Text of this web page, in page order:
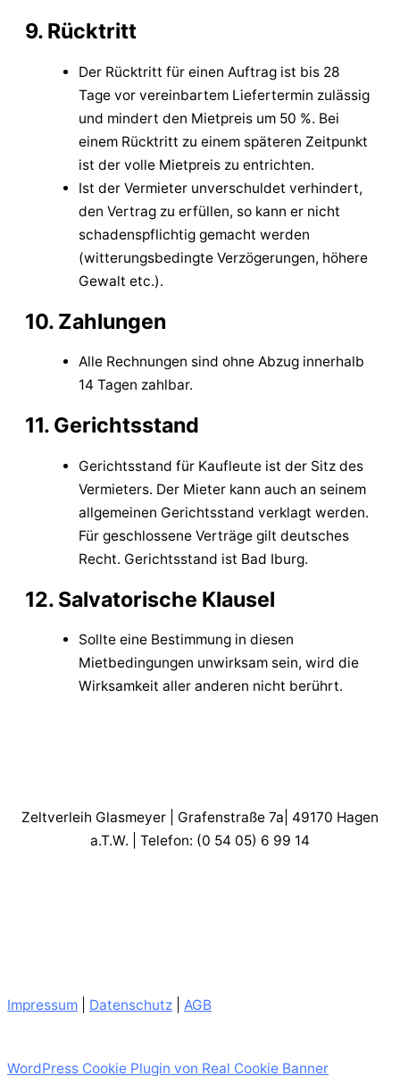
9. Rücktritt
Der Rücktritt für einen Auftrag ist bis 28
Tage vor vereinbartem Liefertermin zulässig
und mindert den Mietpreis um 50 %. Bei
einem Rücktritt zu einem späteren Zeitpunkt
ist der volle Mietpreis zu entrichten.
Ist der Vermieter unverschuldet verhindert,
den Vertrag zu erfüllen, so kann er nicht
schadenspflichtig gemacht werden
(witterungsbedingte Verzögerungen, höhere
Gewalt etc.).
10. Zahlungen
Alle Rechnungen sind ohne Abzug innerhalb
14 Tagen zahlbar.
11. Gerichtsstand
Gerichtsstand für Kaufleute ist der Sitz des
Vermieters. Der Mieter kann auch an seinem
allgemeinen Gerichtsstand verklagt werden.
Für geschlossene Verträge gilt deutsches
Recht. Gerichtsstand ist Bad Iburg.
12. Salvatorische Klausel
Sollte eine Bestimmung in diesen
Mietbedingungen unwirksam sein, wird die
Wirksamkeit aller anderen nicht berührt.
Zeltverleih Glasmeyer | Grafenstraße 7a| 49170 Hagen
a.T.W. | Telefon: (0 54 05) 6 99 14
Impressum Datenschutz AGB
WordPress Cookie Plugin von Real Cookie Banner